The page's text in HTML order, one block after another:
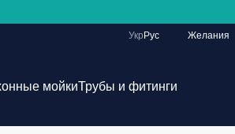
Укр Рус Желания
мойкиТрубы и фитинги